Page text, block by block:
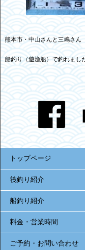
熊本市・中山さんと三嶋さん
船釣り（遊漁船）で釣れまし
トップページ
筏釣り紹介
船釣り紹介
料金・営業時間
ご予約・お問い合わせ